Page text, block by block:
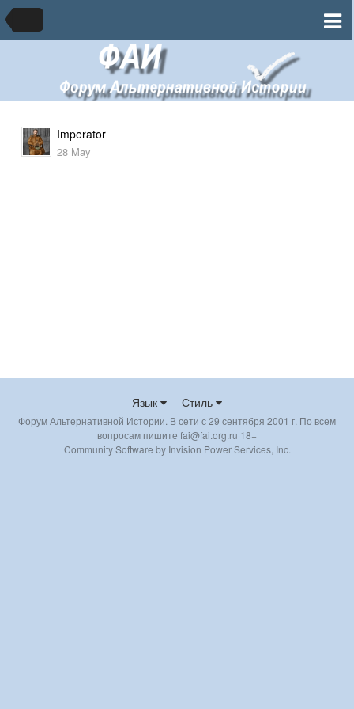
Imperator
28 May
Язык Стиль
Форум Альтернативной Истории. В сети с 29 сентября 2001 г. По всем
вопросам пишите fai@fai.org.ru 18+
Community Software by Invision Power Services, Inc.